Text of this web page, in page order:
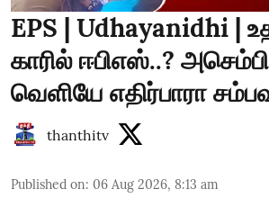
EPS | Udhayanidhi |
காரில் ஈபிஎஸ்..?
வெளியே எதிர்பாரா
thanthitv
Published on: 06 Aug 2026, 8:13 am